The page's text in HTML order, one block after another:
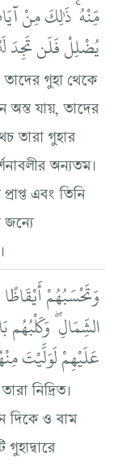
مِّنْهُ ۚ ذَٰلِكَ مِنْ
يُضْلِلْ فَلَن تَجِدَ
গুহা থেকে
অস্ত যায়, তাদের
তারা গুহার
অন্যতম।
এবং তিনি
জন্যে
وَتَحْسَبُهُمْ
الشِّمَالِ
عَلَيْهِمْ لَوَلَّيْتَ
নিদ্রিত।
দিকে ও বাম